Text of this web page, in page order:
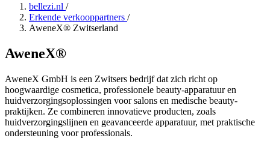
bellezi.nl /
Erkende verkooppartners /
AweneX® Zwitserland
AweneX®
AweneX GmbH is een Zwitsers bedrijf dat zich richt op
hoogwaardige cosmetica, professionele beauty-apparatuur en
huidverzorgingsoplossingen voor salons en medische beauty-
praktijken. Ze combineren innovatieve producten, zoals
huidverzorgingslijnen en geavanceerde apparatuur, met praktische
ondersteuning voor professionals.